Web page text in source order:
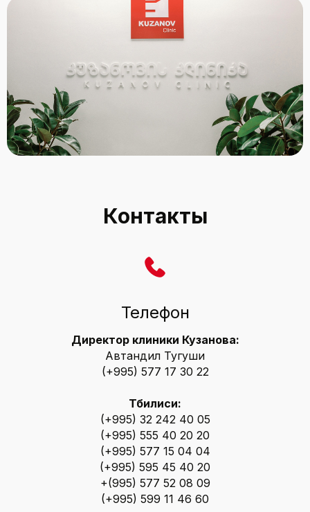
Контакты
Телефон
Директор клиники Кузанова:
Автандил Тугуши
(+995) 577 17 30 22
Тбилиси:
(+995) 32 242 40 05
(+995) 555 40 20 20
(+995) 577 15 04 04
(+995) 595 45 40 20
+(995) 577 52 08 09
(+995) 599 11 46 60